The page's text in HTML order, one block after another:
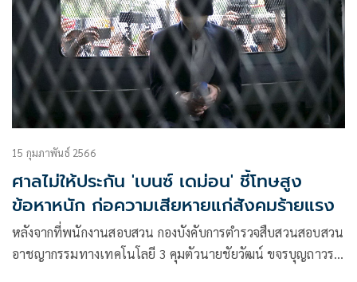
15 กุมภาพันธ์ 2566
ศาลไม่ให้ประกัน 'เบนซ์ เดม่อน' ชี้โทษสูง
ข้อหาหนัก ก่อความเสียหายแก่สังคมร้ายแรง
หลังจากที่พนักงานสอบสวน กองบังคับการตำรวจสืบสวนสอบสวน
อาชญากรรมทางเทคโนโลยี 3 คุมตัวนายชัยวัฒน์ ขจรบุญถาวร